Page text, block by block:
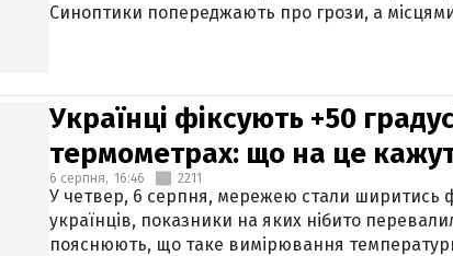
Синоптики попереджають про грози, а
Українці фіксують +50
термометрах: що на це
6 серпня, 16:46 2211
У четвер, 6 серпня, мережею стали ширитись
українців, показники на яких нібито
пояснюють, що таке вимірювання